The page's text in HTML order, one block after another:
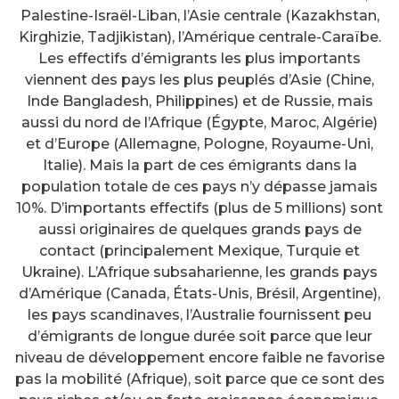
Palestine-Israël-Liban, l’Asie centrale (Kazakhstan,
Kirghizie, Tadjikistan), l’Amérique centrale-Caraïbe.
Les effectifs d’émigrants les plus importants
viennent des pays les plus peuplés d’Asie (Chine,
Inde Bangladesh, Philippines) et de Russie, mais
aussi du nord de l’Afrique (Égypte, Maroc, Algérie)
et d’Europe (Allemagne, Pologne, Royaume-Uni,
Italie). Mais la part de ces émigrants dans la
population totale de ces pays n’y dépasse jamais
10%. D’importants effectifs (plus de 5 millions) sont
aussi originaires de quelques grands pays de
contact (principalement Mexique, Turquie et
Ukraine). L’Afrique subsaharienne, les grands pays
d’Amérique (Canada, États-Unis, Brésil, Argentine),
les pays scandinaves, l’Australie fournissent peu
d’émigrants de longue durée soit parce que leur
niveau de développement encore faible ne favorise
pas la mobilité (Afrique), soit parce que ce sont des